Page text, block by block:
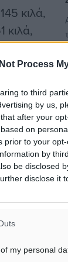
Process
to third
by us,
after your
on
prior to your
by
be disclosed
disclose it
my personal
κιλά,
κιλά,
279
ο
την
το